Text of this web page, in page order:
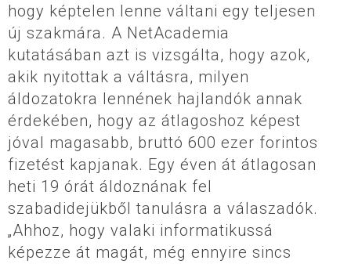
hogy képtelen lenne váltani egy teljesen
új szakmára. A NetAcademia
kutatásában azt is vizsgálta, hogy azok,
akik nyitottak a váltásra, milyen
áldozatokra lennének hajlandók annak
érdekében, hogy az átlagoshoz képest
jóval magasabb, bruttó 600 ezer forintos
fizetést kapjanak. Egy éven át átlagosan
heti 19 órát áldoznának fel
szabadidejükből tanulásra a válaszadók.
„Ahhoz, hogy valaki informatikussá
képezze át magát, még ennyire sincs